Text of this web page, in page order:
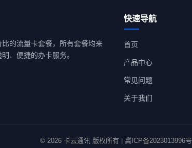
的流量卡套餐，所有套餐均来
、便捷的办卡服务。
快速导航
首页
产品中心
常见问题
关于我们
© 2026 卡云通讯 版权所有 | 冀ICP备2023013996号